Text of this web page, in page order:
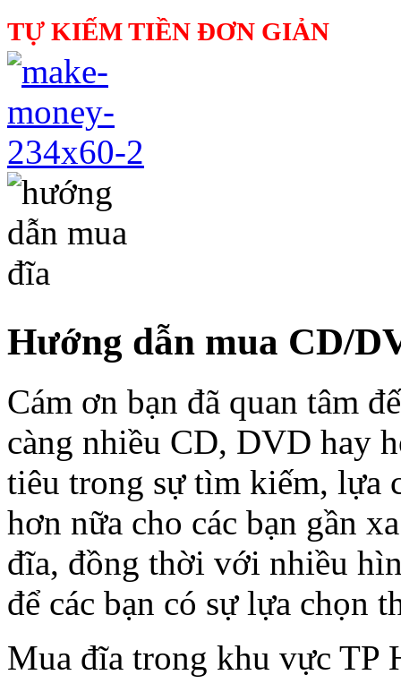
TỰ KIẾM TIỀN ĐƠN GIẢN
Hướng dẫn mua CD/
Cám ơn bạn đã quan tâm
càng nhiều CD, DVD hay
tiêu trong sự tìm kiếm, lựa
hơn nữa cho các bạn gần
đĩa, đồng thời với nhiều
để các bạn có sự lựa chọn
Mua đĩa trong khu vực TP